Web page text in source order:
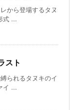
から登場するタヌ
式 ...
スト
られるタヌキのイ
イ ...